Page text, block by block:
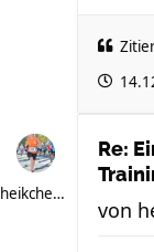
heikchen007
Re:
von